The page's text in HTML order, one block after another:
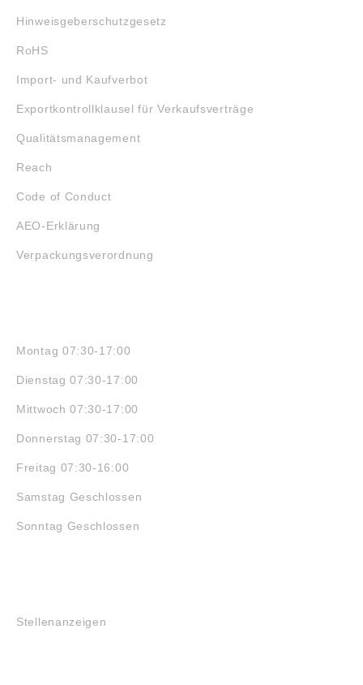
Hinweisgeberschutzgesetz
RoHS
Import- und Kaufverbot
Exportkontrollklausel für Verkaufsverträge
Qualitätsmanagement
Reach
Code of Conduct
AEO-Erklärung
Verpackungsverordnung
Montag 07:30-17:00
Dienstag 07:30-17:00
Mittwoch 07:30-17:00
Donnerstag 07:30-17:00
Freitag 07:30-16:00
Samstag Geschlossen
Sonntag Geschlossen
Stellenanzeigen